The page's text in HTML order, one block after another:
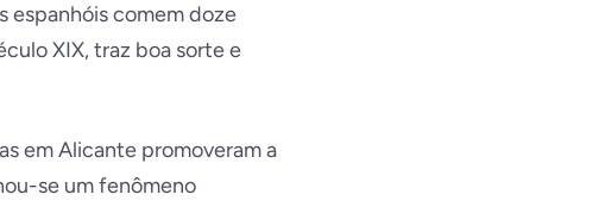
espanhóis comem doze
XIX, traz boa sorte e
em Alicante promoveram a
se um fenômeno